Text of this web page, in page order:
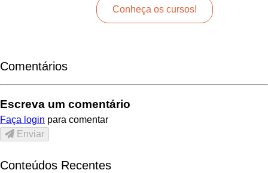
Conheça os cursos!
Comentários
Escreva um comentário
Faça login para comentar
Enviar
Conteúdos Recentes